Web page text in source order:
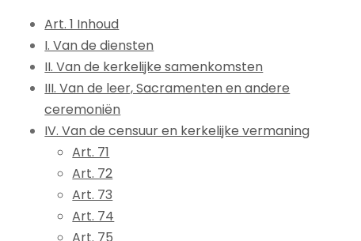
Art. 1 Inhoud
I. Van de diensten
II. Van de kerkelijke samenkomsten
III. Van de leer, Sacramenten en andere
ceremoniën
IV. Van de censuur en kerkelijke vermaning
Art. 71
Art. 72
Art. 73
Art. 74